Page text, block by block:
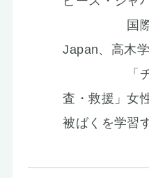
国際環
Japan、高木学
「チェル
査・救援」女
被ばくを学習